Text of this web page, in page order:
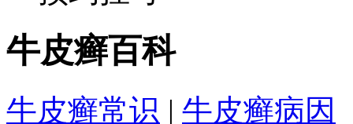
牛皮癣百科
牛皮癣常识 | 牛皮癣病因